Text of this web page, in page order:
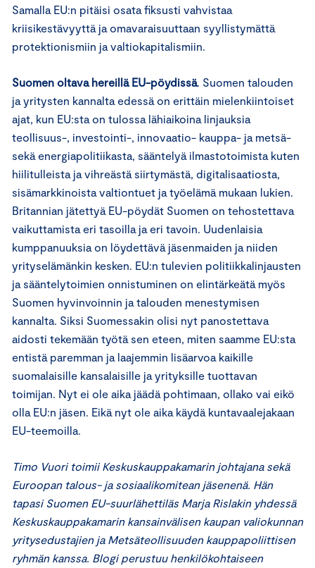
Samalla EU:n pitäisi osata fiksusti vahvistaa
kriisikestävyyttä ja omavaraisuuttaan syyllistymättä
protektionismiin ja valtiokapitalismiin.
Suomen oltava hereillä EU-pöydissä . Suomen talouden
ja yritysten kannalta edessä on erittäin mielenkiintoiset
ajat, kun EU:sta on tulossa lähiaikoina linjauksia
teollisuus-, investointi-, innovaatio- kauppa- ja metsä-
sekä energiapolitiikasta, sääntelyä ilmastotoimista kuten
hiilitulleista ja vihreästä siirtymästä, digitalisaatiosta,
sisämarkkinoista valtiontuet ja työelämä mukaan lukien.
Britannian jätettyä EU-pöydät Suomen on tehostettava
vaikuttamista eri tasoilla ja eri tavoin. Uudenlaisia
kumppanuuksia on löydettävä jäsenmaiden ja niiden
yrityselämänkin kesken. EU:n tulevien politiikkalinjausten
ja sääntelytoimien onnistuminen on elintärkeätä myös
Suomen hyvinvoinnin ja talouden menestymisen
kannalta. Siksi Suomessakin olisi nyt panostettava
aidosti tekemään työtä sen eteen, miten saamme EU:sta
entistä paremman ja laajemmin lisäarvoa kaikille
suomalaisille kansalaisille ja yrityksille tuottavan
toimijan. Nyt ei ole aika jäädä pohtimaan, ollako vai eikö
olla EU:n jäsen. Eikä nyt ole aika käydä kuntavaalejakaan
EU-teemoilla.
Timo Vuori toimii Keskuskauppakamarin johtajana sekä
Euroopan talous- ja sosiaalikomitean jäsenenä. Hän
tapasi Suomen EU-suurlähettiläs Marja Rislakin yhdessä
Keskuskauppakamarin kansainvälisen kaupan valiokunnan
yritysedustajien ja Metsäteollisuuden kauppapoliittisen
ryhmän kanssa. Blogi perustuu henkilökohtaiseen